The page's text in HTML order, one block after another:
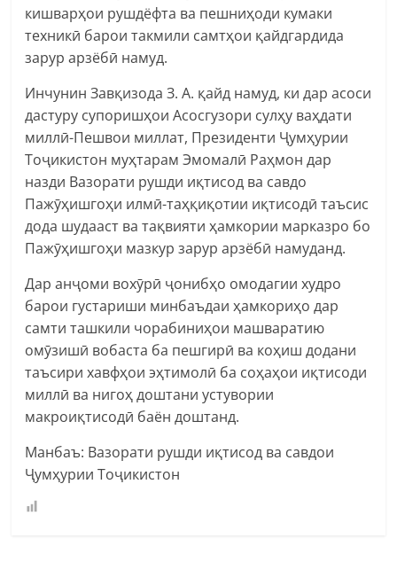
кишварҳои рушдёфта ва пешниҳоди кумаки
техникӣ барои такмили самтҳои қайдгардида
зарур арзёбӣ намуд.
Инчунин Завқизода З. А. қайд намуд, ки дар асоси
дастуру супоришҳои Асосгузори сулҳу ваҳдати
миллӣ-Пешвои миллат, Президенти Ҷумҳурии
Тоҷикистон муҳтарам Эмомалӣ Раҳмон дар
назди Вазорати рушди иқтисод ва савдо
Пажӯҳишгоҳи илмӣ-таҳқиқотии иқтисодӣ таъсис
дода шудааст ва тақвияти ҳамкории марказро бо
Пажӯҳишгоҳи мазкур зарур арзёбӣ намуданд.
Дар анҷоми вохӯрӣ ҷонибҳо омодагии худро
барои густариши минбаъдаи ҳамкориҳо дар
самти ташкили чорабиниҳои машваратию
омӯзишӣ вобаста ба пешгирӣ ва коҳиш додани
таъсири хавфҳои эҳтимолӣ ба соҳаҳои иқтисоди
миллӣ ва нигоҳ доштани устувории
макроиқтисодӣ баён доштанд.
Манбаъ: Вазорати рушди иқтисод ва савдои
Ҷумҳурии Тоҷикистон